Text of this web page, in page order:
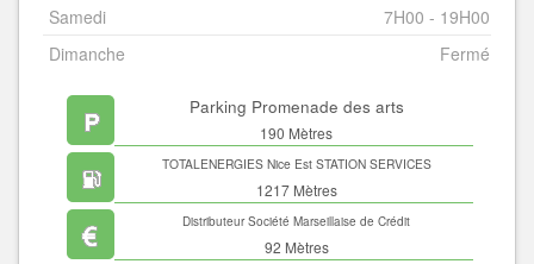
Samedi
7H00 - 19H00
Dimanche
Fermé
Parking Promenade des arts
190 Mètres
TOTALENERGIES Nice Est STATION SERVICES
1217 Mètres
Distributeur Société Marseillaise de Crédit
92 Mètres